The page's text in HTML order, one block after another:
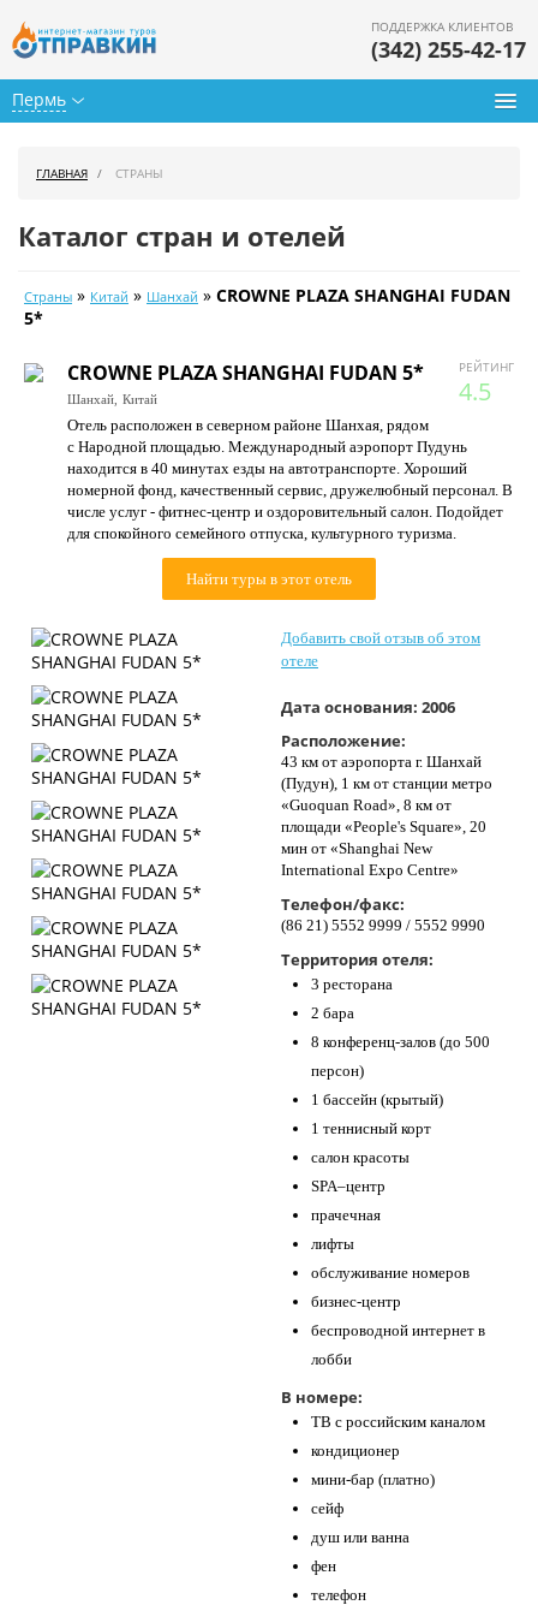
Пермь
ПОДДЕРЖКА КЛИЕНТОВ
(342) 255-42-17
Календарь туров
Цены дня
Страны
Как купить
О нас
ГЛАВНАЯ СТРАНЫ
Каталог стран и отелей
Страны » Китай » Шанхай » CROWNE PLAZA SHANGHAI FUDAN
5*
РЕЙТИНГ
4.5
CROWNE PLAZA SHANGHAI FUDAN 5*
Шанхай, Китай
Отель расположен в северном районе Шанхая, рядом
с Народной площадью. Международный аэропорт Пудунь
находится в 40 минутах езды на автотранспорте. Хороший
номерной фонд, качественный сервис, дружелюбный персонал. В
числе услуг - фитнес-центр и оздоровительный салон. Подойдет
для спокойного семейного отпуска, культурного туризма.
Найти туры в этот отель
Добавить свой отзыв об этом
отеле
Дата основания: 2006
Расположение:
43 км от аэропорта г. Шанхай
(Пудун), 1 км от станции метро
«Guoquan Road», 8 км от
площади «People's Square», 20
мин от «Shanghai New
International Expo Centre»
Телефон/факс:
(86 21) 5552 9999 / 5552 9990
Территория отеля:
3 ресторана
2 бара
8 конференц-залов (до 500
персон)
1 бассейн (крытый)
1 теннисный корт
салон красоты
SPA–центр
прачечная
лифты
обслуживание номеров
бизнес-центр
беспроводной интернет в
лобби
В номере:
ТВ с российским каналом
кондиционер
мини-бар (платно)
сейф
душ или ванна
фен
телефон